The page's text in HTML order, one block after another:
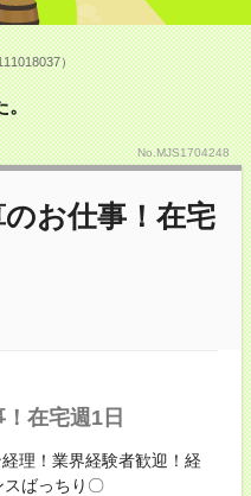
）
。
No.MJS1704248
お仕事！在宅
在宅週1日
理！業界経験者歓迎！経
ばっちり〇